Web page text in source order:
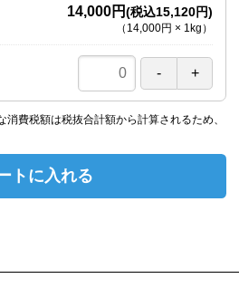
14,000円 (税込15,120円)
（ 14,000円 × 1 kg ）
費税額は税抜合計額から計算されるため、
トに入れる